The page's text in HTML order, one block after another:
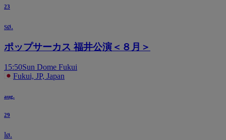
23
sø.
ポップサーカス 福井公演＜８月＞
15:50Sun Dome Fukui
Fukui, JP, Japan
aug.
29
lø.